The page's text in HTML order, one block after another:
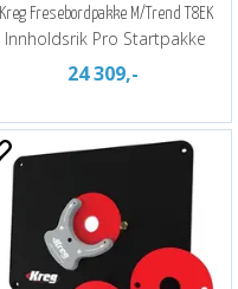
Kreg Fresebordpakke M/Trend T8EK
Innholdsrik Pro Startpakke
24 309,-